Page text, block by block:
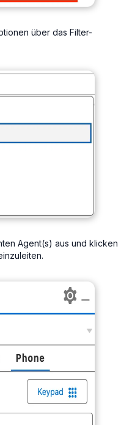
über das Filter-
Agent(s) aus und klicken